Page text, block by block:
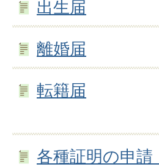
出生届
離婚届
転籍届
各種証明の申請